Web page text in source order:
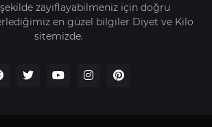
şekilde zayıflayabilmeniz için doğru
en güzel bilgiler Diyet ve Kilo
sitemizde.